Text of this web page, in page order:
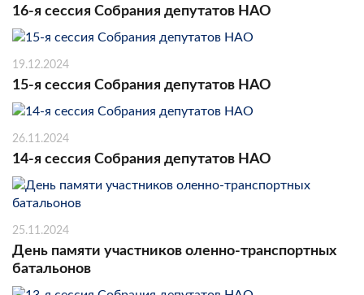
16-я сессия Собрания депутатов НАО
19.12.2024
15-я сессия Собрания депутатов НАО
26.11.2024
14-я сессия Собрания депутатов НАО
25.11.2024
День памяти участников оленно-транспортных
батальонов